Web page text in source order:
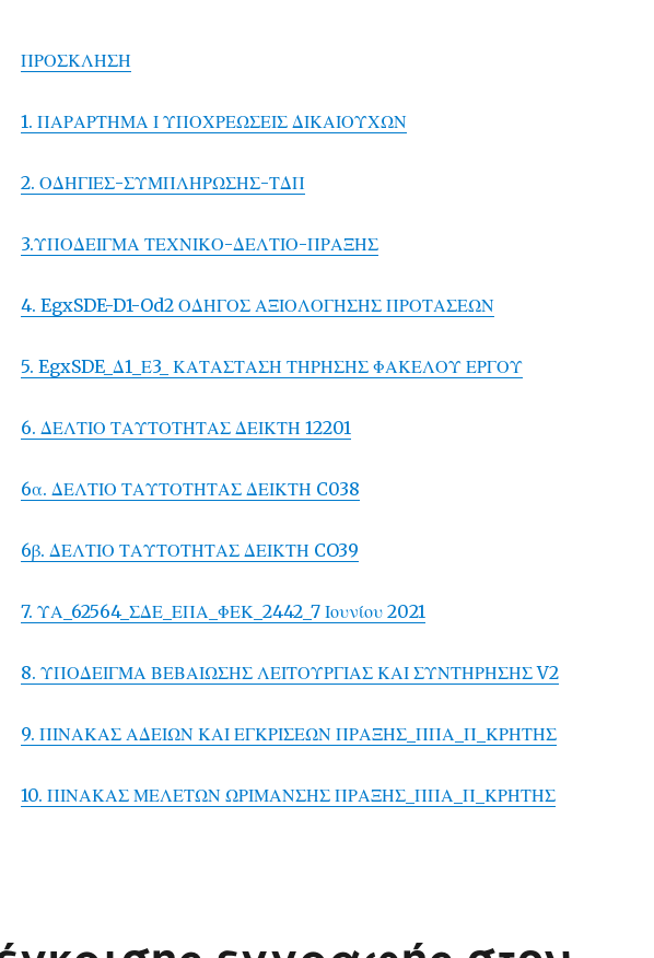
ΠΡΟΣΚΛΗΣΗ
1. ΠΑΡΑΡΤΗΜΑ Ι ΥΠΟΧΡΕΩΣΕΙΣ ΔΙΚΑΙΟΥΧΩΝ
2. ΟΔΗΓΙΕΣ-ΣΥΜΠΛΗΡΩΣΗΣ-ΤΔΠ
3.ΥΠΟΔΕΙΓΜΑ ΤΕΧΝΙΚΟ-ΔΕΛΤΙΟ-ΠΡΑΞΗΣ
4. EgxSDE-D1-Od2 ΟΔΗΓΟΣ ΑΞΙΟΛΟΓΗΣΗΣ ΠΡΟΤΑΣΕΩΝ
5. EgxSDE_Δ1_Ε3_ ΚΑΤΑΣΤΑΣΗ ΤΗΡΗΣΗΣ ΦΑΚΕΛΟΥ ΕΡΓΟΥ
6. ΔΕΛΤΙΟ ΤΑΥΤΟΤΗΤΑΣ ΔΕΙΚΤΗ 12201
6α. ΔΕΛΤΙΟ ΤΑΥΤΟΤΗΤΑΣ ΔΕΙΚΤΗ C038
6β. ΔΕΛΤΙΟ ΤΑΥΤΟΤΗΤΑΣ ΔΕΙΚΤΗ CO39
7. ΥΑ_62564_ΣΔΕ_ΕΠΑ_ΦΕΚ_2442_7 Ιουνίου 2021
8. ΥΠΟΔΕΙΓΜΑ ΒΕΒΑΙΩΣΗΣ ΛΕΙΤΟΥΡΓΙΑΣ ΚΑΙ ΣΥΝΤΗΡΗΣΗΣ V2
9. ΠΙΝΑΚΑΣ ΑΔΕΙΩΝ ΚΑΙ ΕΓΚΡΙΣΕΩΝ ΠΡΑΞΗΣ_ΠΠΑ_Π_ΚΡΗΤΗΣ
10. ΠΙΝΑΚΑΣ ΜΕΛΕΤΩΝ ΩΡΙΜΑΝΣΗΣ ΠΡΑΞΗΣ_ΠΠΑ_Π_ΚΡΗΤΗΣ